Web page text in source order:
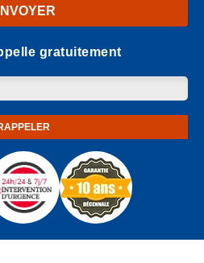
gratuitement